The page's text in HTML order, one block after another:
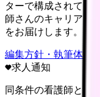
ターで構成されてい
師さんのキャリア・
をお届けします。
編集方針・執筆体制
求人通知
同条件の看護師と給